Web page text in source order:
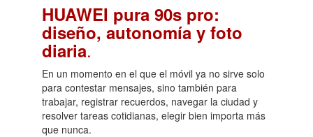
HUAWEI pura 90s pro:
diseño, autonomía y foto
diaria.
En un momento en el que el móvil ya no sirve solo
para contestar mensajes, sino también para
trabajar, registrar recuerdos, navegar la ciudad y
resolver tareas cotidianas, elegir bien importa más
que nunca.